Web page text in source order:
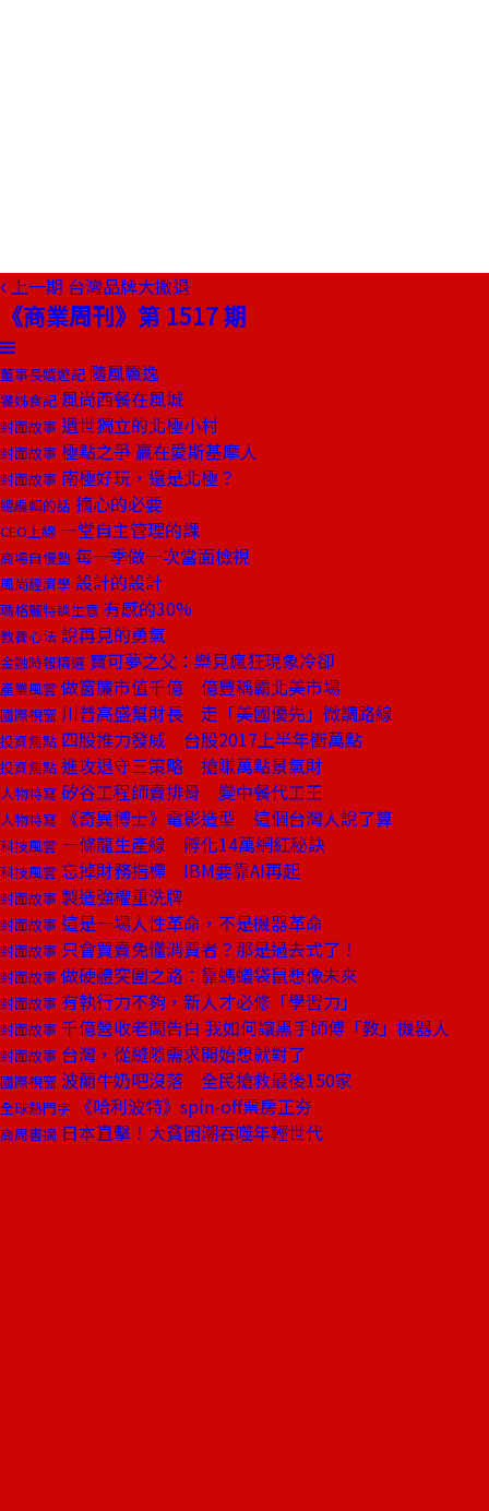
上一期 台灣品牌大撤退
《商業周刊》第 1517 期
董事長嬉遊記 隨風飄逸
饕姊食記 風尚西餐在風城
封面故事 遺世獨立的北極小村
封面故事 極點之爭 贏在愛斯基摩人
封面故事 南極好玩，還是北極？
總編輯的話 摘心的必要
CEO上線 一堂自主管理的課
商場自慢塾 每一季做一次當面檢視
風尚經濟學 設計的設計
瑪格麗特談生意 有感的30%
教養心法 說再見的勇氣
金融時報精選 寶可夢之父：樂見瘋狂現象冷卻
產業風雲 做窗簾市值千億 億豐稱霸北美市場
國際視窗 川普高盛幫財長 走「美國優先」微調路線
投資焦點 四股推力發威 台股2017上半年衝萬點
投資焦點 進攻退守三策略 搶賺萬點景氣財
人物特寫 矽谷工程師賣排骨 變中餐代工王
人物特寫 《奇異博士》電影造型 這個台灣人說了算
科技風雲 一條龍生產線 孵化14萬網紅秘訣
科技風雲 忘掉財務指標 IBM要靠AI再起
封面故事 製造強權重洗牌
封面故事 這是一場人性革命，不是機器革命
封面故事 只會買賣免懂消費者？那是過去式了！
封面故事 做硬體突圍之路：靠螞蟻袋鼠想像未來
封面故事 有執行力不夠，新人才必修「學習力」
封面故事 千億營收老闆告白 我如何讓黑手師傅「教」機器人
封面故事 台灣，從縫隙需求開始想就對了
國際視窗 波蘭牛奶吧沒落 全民搶救最後150家
全球熱門字 《哈利波特》spin-off票房正夯
商周書摘 日本直擊！大貧困潮吞噬年輕世代